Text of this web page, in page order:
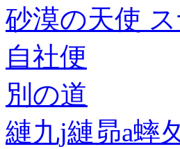
砂漠の天使
自社便
別の道
縺九j縺昴a蟀